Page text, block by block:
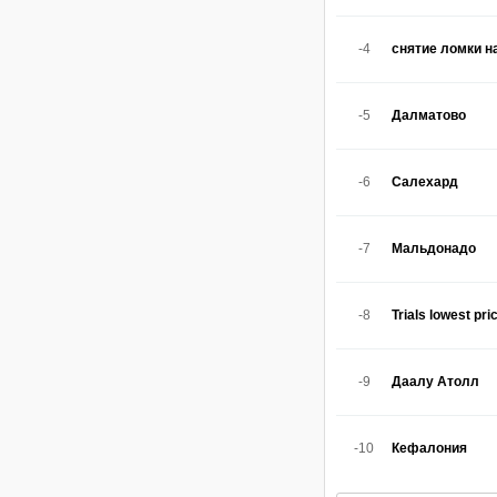
-4 снятие ломки
-5 Далматово
-6 Салехард
-7 Мальдонадо
-8 Trials lowest
-9 Даалу Атолл
-10 Кефалония